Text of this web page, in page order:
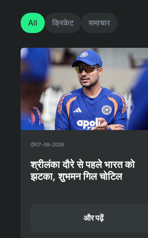
All क्रिकेट समाचार
07-08-2026
श्रीलंका दौरे से पहले भारत को
झटका, शुभमन गिल चोटिल
और पढ़ें